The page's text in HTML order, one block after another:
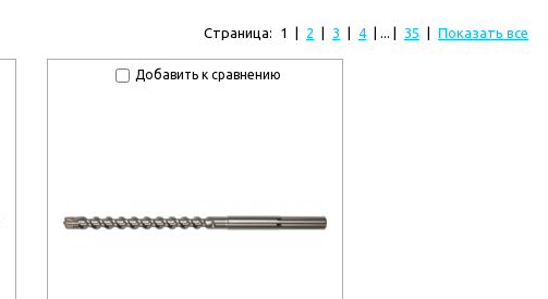
Страница: 1 2 3 4 | ... | 35 Показать все
Добавить к сравнению